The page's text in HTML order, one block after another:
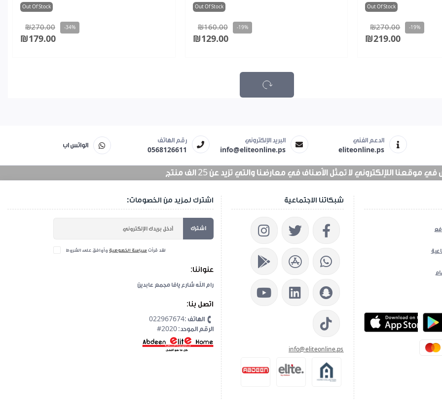
Out Of Stock
₪270.00 -34%
₪179.00
Out Of Stock
₪160.00 -19%
₪129.00
Out Of Stock
₪270.00 -19%
₪219.00
الدعم الفني
eliteonline.ps
البريد الإلكتروني
info@eliteonline.ps
رقم الهاتف
0568126611
الواتس اب
موقعنا اللإلكتروني لا تمثل الأصناف في معارضنا والتي تزيد عن 25 الف منتج
اشترك لمزيد من الخصومات:
اشترك
لقد قرأت سياسة الخصوصية وأوافق على الشروط
عنواننا:
رام الله شارع يافا مجمع عابدين
اتصل بنا:
الهاتف :022967674
#2020 :الرقم الموحد
شبكاتنا الاجتماعية
info@eliteonline.ps
ios App